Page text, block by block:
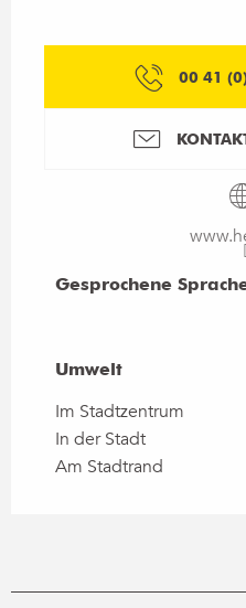
00 41
Gesprochene
Gesprochene
Umwelt
Umwelt
Im Stadtzentrum
In der Stadt
Am Stadtrand